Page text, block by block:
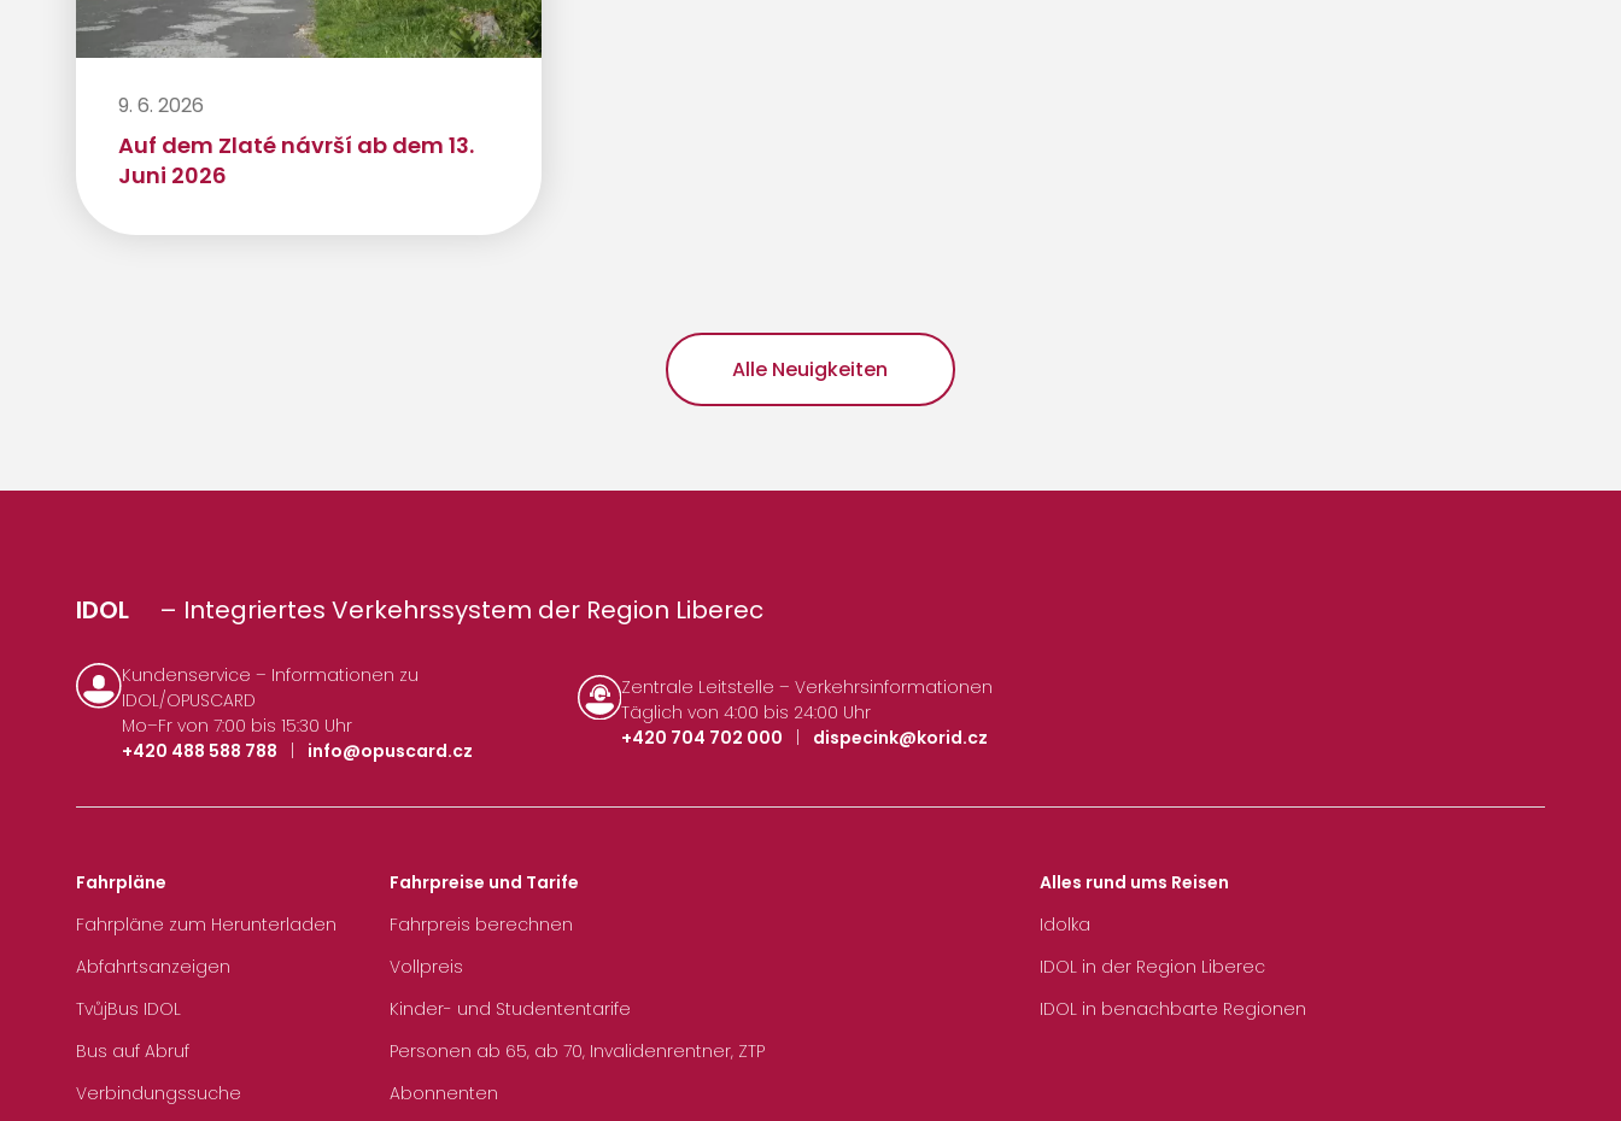
9. 6. 2026
Auf dem Zlaté návrší ab dem 13.
Juni 2026
Alle Neuigkeiten
IDOL – Integriertes Verkehrssystem der Region Liberec
Kundenservice – Informationen zu
IDOL/OPUSCARD
Mo–Fr von 7:00 bis 15:30 Uhr
+420 488 588 788
| info@opuscard.cz
Zentrale Leitstelle – Verkehrsinformationen
Täglich von 4:00 bis 24:00 Uhr
+420 704 702 000
dispecink@korid.cz
Fahrpläne
Fahrpläne zum Herunterladen
Abfahrtsanzeigen
TvůjBus IDOL
Bus auf Abruf
Verbindungssuche
Fahrpreise und Tarife
Fahrpreis berechnen
Vollpreis
Kinder- und Studententarife
Personen ab 65, ab 70, Invalidenrentner, ZTP
Abonnenten
Alles rund ums Reisen
Idolka
IDOL in der Region Liberec
IDOL in benachbarte Regionen